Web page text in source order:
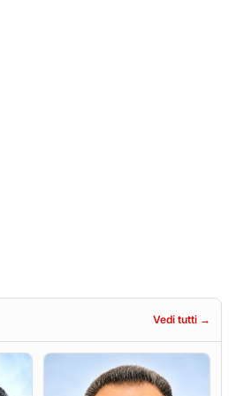
Massimo Ricciu
6 agosto 2026